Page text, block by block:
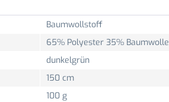
Baumwollstoff
65% Polyester 35% Baumwolle
dunkelgrün
150 cm
100 g